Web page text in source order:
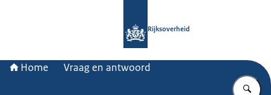
Rijksoverheid
Home Vraag en antwoord